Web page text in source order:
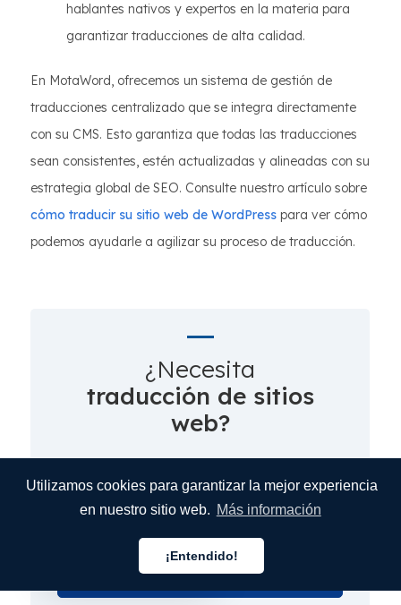
Utilizamos cookies para garantizar la mejor experiencia
en nuestro sitio web. Más información
¡Entendido!
hablantes nativos y expertos en la materia para
garantizar traducciones de alta calidad.
En MotaWord, ofrecemos un sistema de gestión de
traducciones centralizado que se integra directamente
con su CMS. Esto garantiza que todas las traducciones
sean consistentes, estén actualizadas y alineadas con su
estrategia global de SEO. Consulte nuestro artículo sobre
cómo traducir su sitio web de WordPress para ver cómo
podemos ayudarle a agilizar su proceso de traducción.
¿Necesita
traducción de sitios
web?
independientemente de su plataforma.
Verifique el costo de traducción
de su sitio web
Español